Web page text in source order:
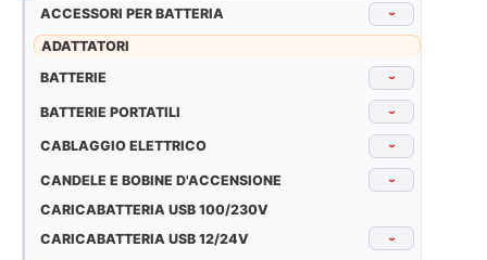
ACCESSORI PER BATTERIA ›
ADATTATORI
BATTERIE
›
BATTERIE PORTATILI ›
CABLAGGIO ELETTRICO ›
CANDELE E BOBINE D'ACCENSIONE ›
CARICABATTERIA USB 100/230V
CARICABATTERIA USB 12/24V
›